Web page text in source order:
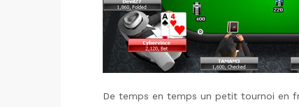
De temps en temps un petit tournoi en